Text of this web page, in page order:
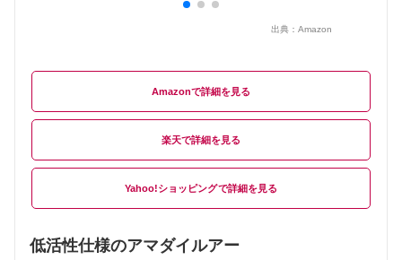
出典： Amazon
Amazon
楽天
Yahoo!ショッピング
低活性仕様のアマダイルアー